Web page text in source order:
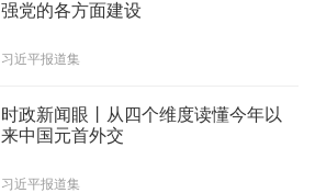
强党的各方面建设
习近平报道集
时政新闻眼丨从四个维度读懂今年以
来中国元首外交
习近平报道集